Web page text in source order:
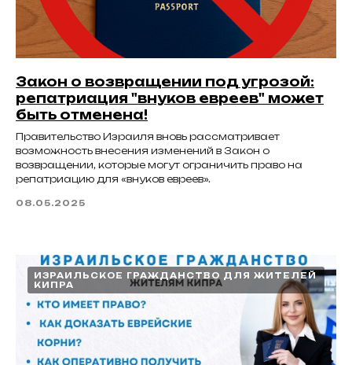
Закон о возвращении под угрозой:
репатриация "внуков евреев" может
быть отменена!
Правительство Израиля вновь рассматривает
возможность внесения изменений в Закон о
возвращении, которые могут ограничить право на
репатриацию для «внуков евреев».
08.05.2025
ИЗРАИЛЬСКОЕ ГРАЖДАНСТВО ДЛЯ ЖИТЕЛЕЙ
КИПРА